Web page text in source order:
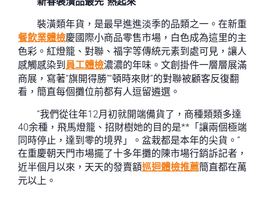
裝潢類年貨，是最早進進淡季的品類之一。在新重
餐飲業體檢慶國際小商品零售市場，白色成為這里的主
色彩。紅燈籠、對聯、福字等傳統元素到處可見，讓人
感觸感染到 員工體檢濃濃的年味。文創掛件一層層展滿
商展，寫著“旗開得勝”“頓時來財”的對聯被顧客反復翻
看，簡直每個攤位前都有人逗留遴選。
“我們從往年12月初就開端備貨了，商種類類多達
40余種，飛馬燈籠、招財樹她的目的是**「讓兩個極端
同時停止，達到零的境界」。盆栽都是本年的尖貨。”
在重慶朝天門市場擺了十多年攤的陳市場行銷訴記者，
近半個月以來，天天的發賣額巡迴體檢推薦簡直都在萬
元以上。